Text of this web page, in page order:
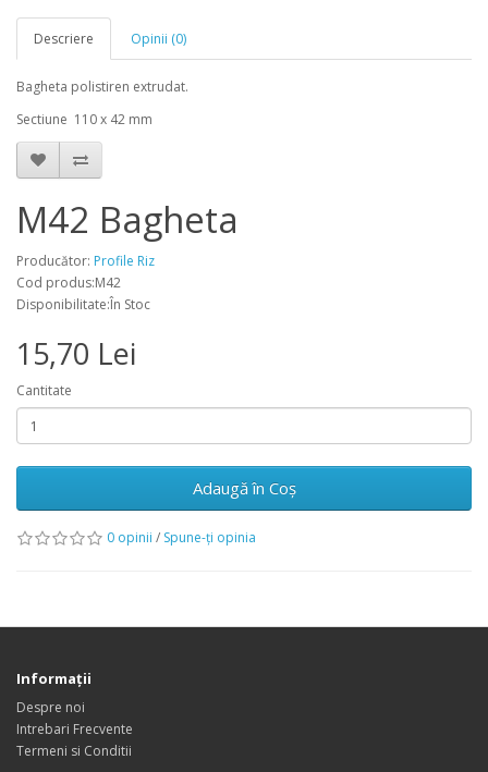
Descriere Opinii (0)
Bagheta polistiren extrudat.
Sectiune 110 x 42 mm
M42 Bagheta
Producător: Profile Riz
Cod produs:M42
Disponibilitate:În Stoc
15,70 Lei
Cantitate
Adaugă în Coş
0 opinii / Spune-ţi opinia
Informaţii
Despre noi
Intrebari Frecvente
Termeni si Conditii